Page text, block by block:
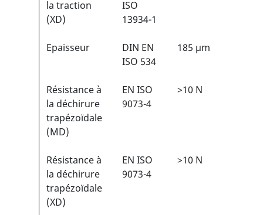
la traction
(XD)
ISO
13934-1
Epaisseur
DIN EN
ISO 534
185 µm
Résistance à
la déchirure
trapézoïdale
(MD)
EN ISO
9073-4
>10 N
Résistance à
la déchirure
trapézoïdale
(XD)
EN ISO
9073-4
>10 N